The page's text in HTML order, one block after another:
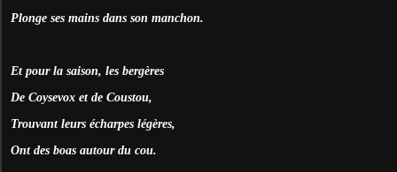
Plonge ses mains dans son manchon.
Et pour la saison, les bergères
De Coysevox et de Coustou,
Trouvant leurs écharpes légères,
Ont des boas autour du cou.